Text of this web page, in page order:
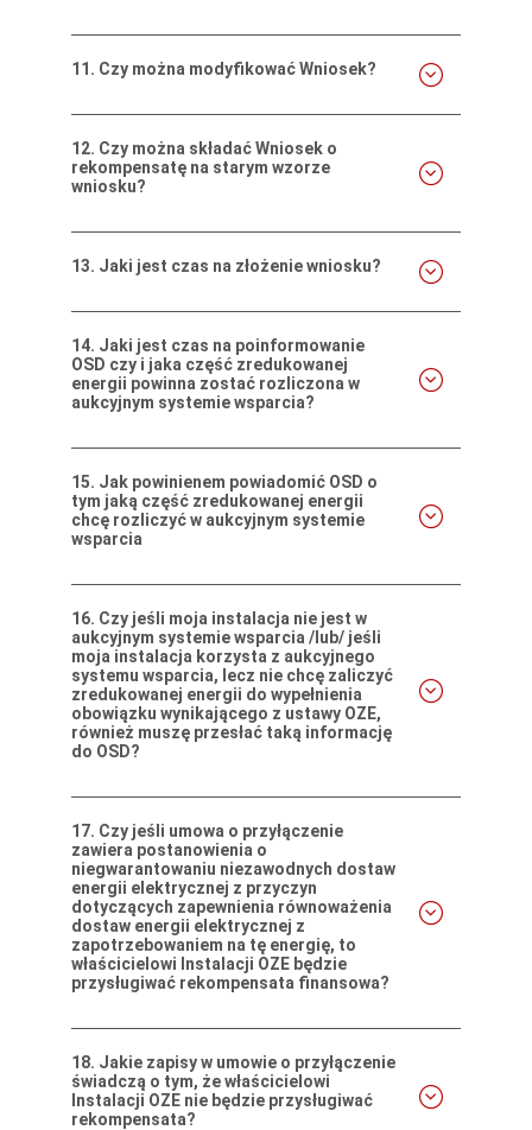
11. Czy można modyfikować Wniosek?
12. Czy można składać Wniosek o
rekompensatę na starym wzorze
wniosku?
13. Jaki jest czas na złożenie wniosku?
14. Jaki jest czas na poinformowanie
OSD czy i jaka część zredukowanej
energii powinna zostać rozliczona w
aukcyjnym systemie wsparcia?
15. Jak powinienem powiadomić OSD o
tym jaką część zredukowanej energii
chcę rozliczyć w aukcyjnym systemie
wsparcia
16. Czy jeśli moja instalacja nie jest w
aukcyjnym systemie wsparcia /lub/ jeśli
moja instalacja korzysta z aukcyjnego
systemu wsparcia, lecz nie chcę zaliczyć
zredukowanej energii do wypełnienia
obowiązku wynikającego z ustawy OZE,
również muszę przesłać taką informację
do OSD?
17. Czy jeśli umowa o przyłączenie
zawiera postanowienia o
niegwarantowaniu niezawodnych dostaw
energii elektrycznej z przyczyn
dotyczących zapewnienia równoważenia
dostaw energii elektrycznej z
zapotrzebowaniem na tę energię, to
właścicielowi Instalacji OZE będzie
przysługiwać rekompensata finansowa?
18. Jakie zapisy w umowie o przyłączenie
świadczą o tym, że właścicielowi
Instalacji OZE nie będzie przysługiwać
rekompensata?